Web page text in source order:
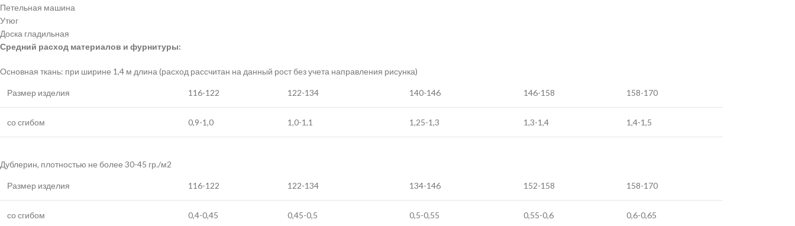
Петельная машина
Утюг
Доска гладильная
Средний расход материалов и фурнитуры:
Основная ткань: при ширине 1,4 м длина (расход рассчитан на данный рост без учета направления рисунка)
Размер изделия 116-122 122-134 140-146 146-158 158-170
со сгибом 0,9-1,0 1,0-1,1 1,25-1,3 1,3-1,4 1,4-1,5
Дублерин, плотностью не более 30-45 гр./м2
Размер изделия 116-122 122-134 134-146 152-158 158-170
со сгибом 0,4-0,45 0,45-0,5 0,5-0,55 0,55-0,6 0,6-0,65